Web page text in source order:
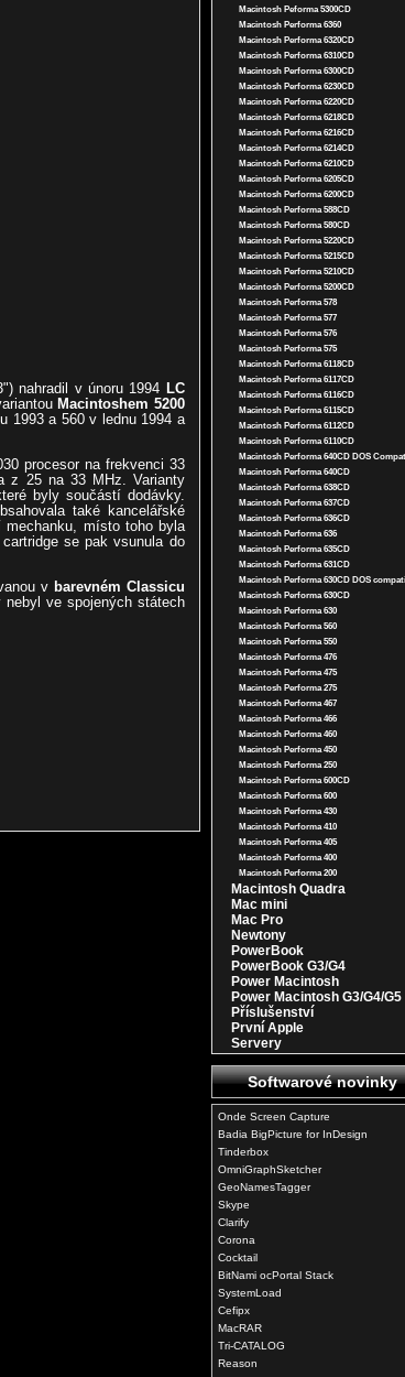
nahradil v únoru 1994 LC
Macintoshem 5200
1993 a 560 v lednu 1994 a
procesor na frekvenci 33
z 25 na 33 MHz. Varianty
byly součástí dodávky.
také kancelářské
mechanku, místo toho byla
se pak vsunula do
v barevném Classicu
nebyl ve spojených státech
Macintosh Peforma 5300CD
Macintosh Performa 6360
Macintosh Performa 6320CD
Macintosh Performa 6310CD
Macintosh Performa 6300CD
Macintosh Performa 6230CD
Macintosh Performa 6220CD
Macintosh Performa 6218CD
Macintosh Performa 6216CD
Macintosh Performa 6214CD
Macintosh Performa 6210CD
Macintosh Performa 6205CD
Macintosh Performa 6200CD
Macintosh Performa 588CD
Macintosh Performa 580CD
Macintosh Performa 5220CD
Macintosh Performa 5215CD
Macintosh Performa 5210CD
Macintosh Performa 5200CD
Macintosh Performa 578
Macintosh Performa 577
Macintosh Performa 576
Macintosh Performa 575
Macintosh Performa 6118CD
Macintosh Performa 6117CD
Macintosh Performa 6116CD
Macintosh Performa 6115CD
Macintosh Performa 6112CD
Macintosh Performa 6110CD
Macintosh Performa 640CD DOS
Macintosh Performa 640CD
Macintosh Performa 638CD
Macintosh Performa 637CD
Macintosh Performa 636CD
Macintosh Performa 636
Macintosh Performa 635CD
Macintosh Performa 631CD
Macintosh Performa 630CD DOS
Macintosh Performa 630CD
Macintosh Performa 630
Macintosh Performa 560
Macintosh Performa 550
Macintosh Performa 476
Macintosh Performa 475
Macintosh Performa 275
Macintosh Performa 467
Macintosh Performa 466
Macintosh Performa 460
Macintosh Performa 450
Macintosh Performa 250
Macintosh Performa 600CD
Macintosh Performa 600
Macintosh Performa 430
Macintosh Performa 410
Macintosh Performa 405
Macintosh Performa 400
Macintosh Performa 200
Macintosh Quadra
Mac mini
Mac Pro
Newtony
PowerBook
PowerBook G3/G4
Power Macintosh
Power Macintosh G3/G4/G5
Příslušenství
První Apple
Servery
Softwarové novinky
Onde Screen Capture
Badia BigPicture for InDesign
Tinderbox
OmniGraphSketcher
GeoNamesTagger
Skype
Clarify
Corona
Cocktail
BitNami ocPortal Stack
SystemLoad
Cefipx
MacRAR
Tri-CATALOG
Reason